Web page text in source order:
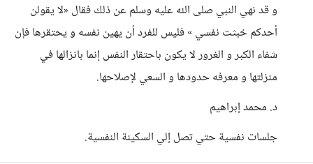
و قد نهي النبي صلى الله عليه وسلم عن ذلك فقال «لا يقولن
أحدكم خبثت نفسي » فليس للفرد أن يهين نفسه و يحتقرها فإن
شفاء الكبر و الغرور لا يكون باحتقار النفس إنما بانزالها في
منزلتها و معرفه حدودها و السعي لإصلاحها.
د. محمد إبراهيم
جلسات نفسية حتي تصل إلي السكينة النفسية.